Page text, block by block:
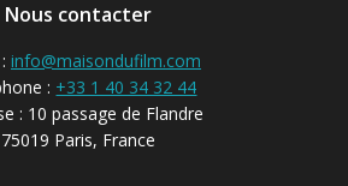
Nous contacter
info@maisondufilm.com
: +33 1 40 34 32 44
: 10 passage de Flandre
75019 Paris, France